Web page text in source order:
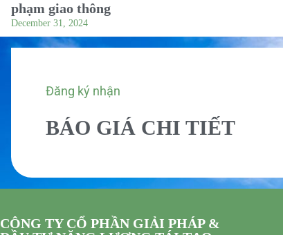
phạm giao thông
December 31, 2024
Đăng ký nhận
BÁO GIÁ CHI TIẾT
CÔNG TY CỔ PHẦN GIẢI PHÁP &